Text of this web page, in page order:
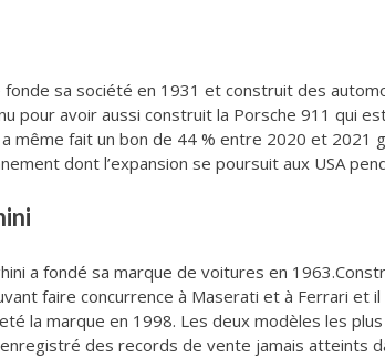
fonde sa société en 1931 et construit des
pour avoir aussi construit la Porsche 911 qui
même fait un bon de 44 % entre 2020 et 2021
dont l’expansion se poursuit aux USA
a fondé sa marque de voitures en
faire concurrence à Maserati et à Ferrari et
la marque en 1998. Les deux modèles les
des records de vente jamais atteints